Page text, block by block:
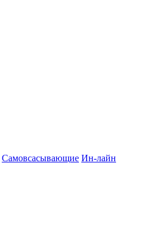
Самовсасывающие Ин-лайн